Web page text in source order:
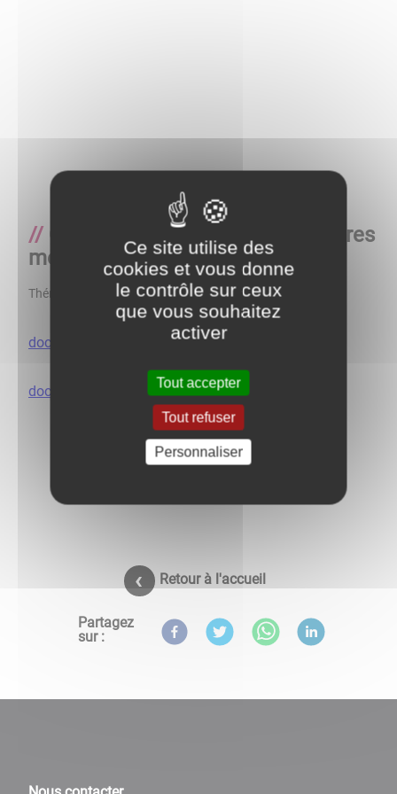
Calendrier de collecte des ordures
ménagères
Thématique Informations Pratiques
doc01632120251216170328_001.jpg
doc01632120251216170328_002.jpg
Retour à l'accueil
Partagez
sur :
Ce site utilise des
cookies et vous donne
le contrôle sur ceux
que vous souhaitez
activer
Tout accepter
Tout refuser
Personnaliser